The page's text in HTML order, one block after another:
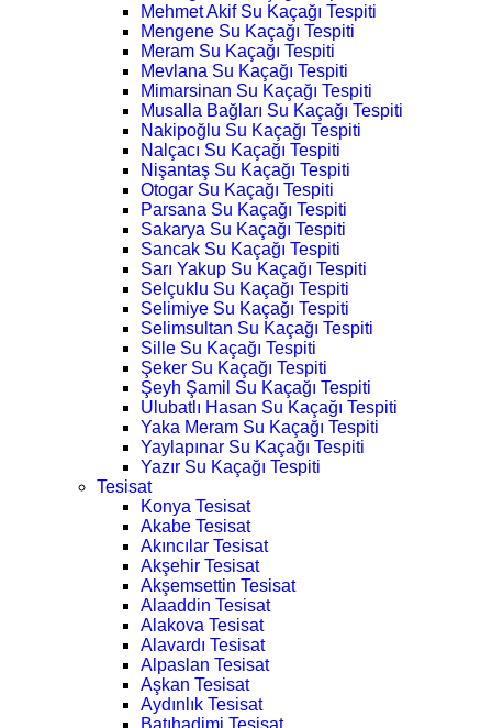
Mehmet Akif Su Kaçağı Tespiti
Mengene Su Kaçağı Tespiti
Meram Su Kaçağı Tespiti
Mevlana Su Kaçağı Tespiti
Mimarsinan Su Kaçağı Tespiti
Musalla Bağları Su Kaçağı Tespiti
Nakipoğlu Su Kaçağı Tespiti
Nalçacı Su Kaçağı Tespiti
Nişantaş Su Kaçağı Tespiti
Otogar Su Kaçağı Tespiti
Parsana Su Kaçağı Tespiti
Sakarya Su Kaçağı Tespiti
Sancak Su Kaçağı Tespiti
Sarı Yakup Su Kaçağı Tespiti
Selçuklu Su Kaçağı Tespiti
Selimiye Su Kaçağı Tespiti
Selimsultan Su Kaçağı Tespiti
Sille Su Kaçağı Tespiti
Şeker Su Kaçağı Tespiti
Şeyh Şamil Su Kaçağı Tespiti
Ulubatlı Hasan Su Kaçağı Tespiti
Yaka Meram Su Kaçağı Tespiti
Yaylapınar Su Kaçağı Tespiti
Yazır Su Kaçağı Tespiti
Tesisat
Konya Tesisat
Akabe Tesisat
Akıncılar Tesisat
Akşehir Tesisat
Akşemsettin Tesisat
Alaaddin Tesisat
Alakova Tesisat
Alavardı Tesisat
Alpaslan Tesisat
Aşkan Tesisat
Aydınlık Tesisat